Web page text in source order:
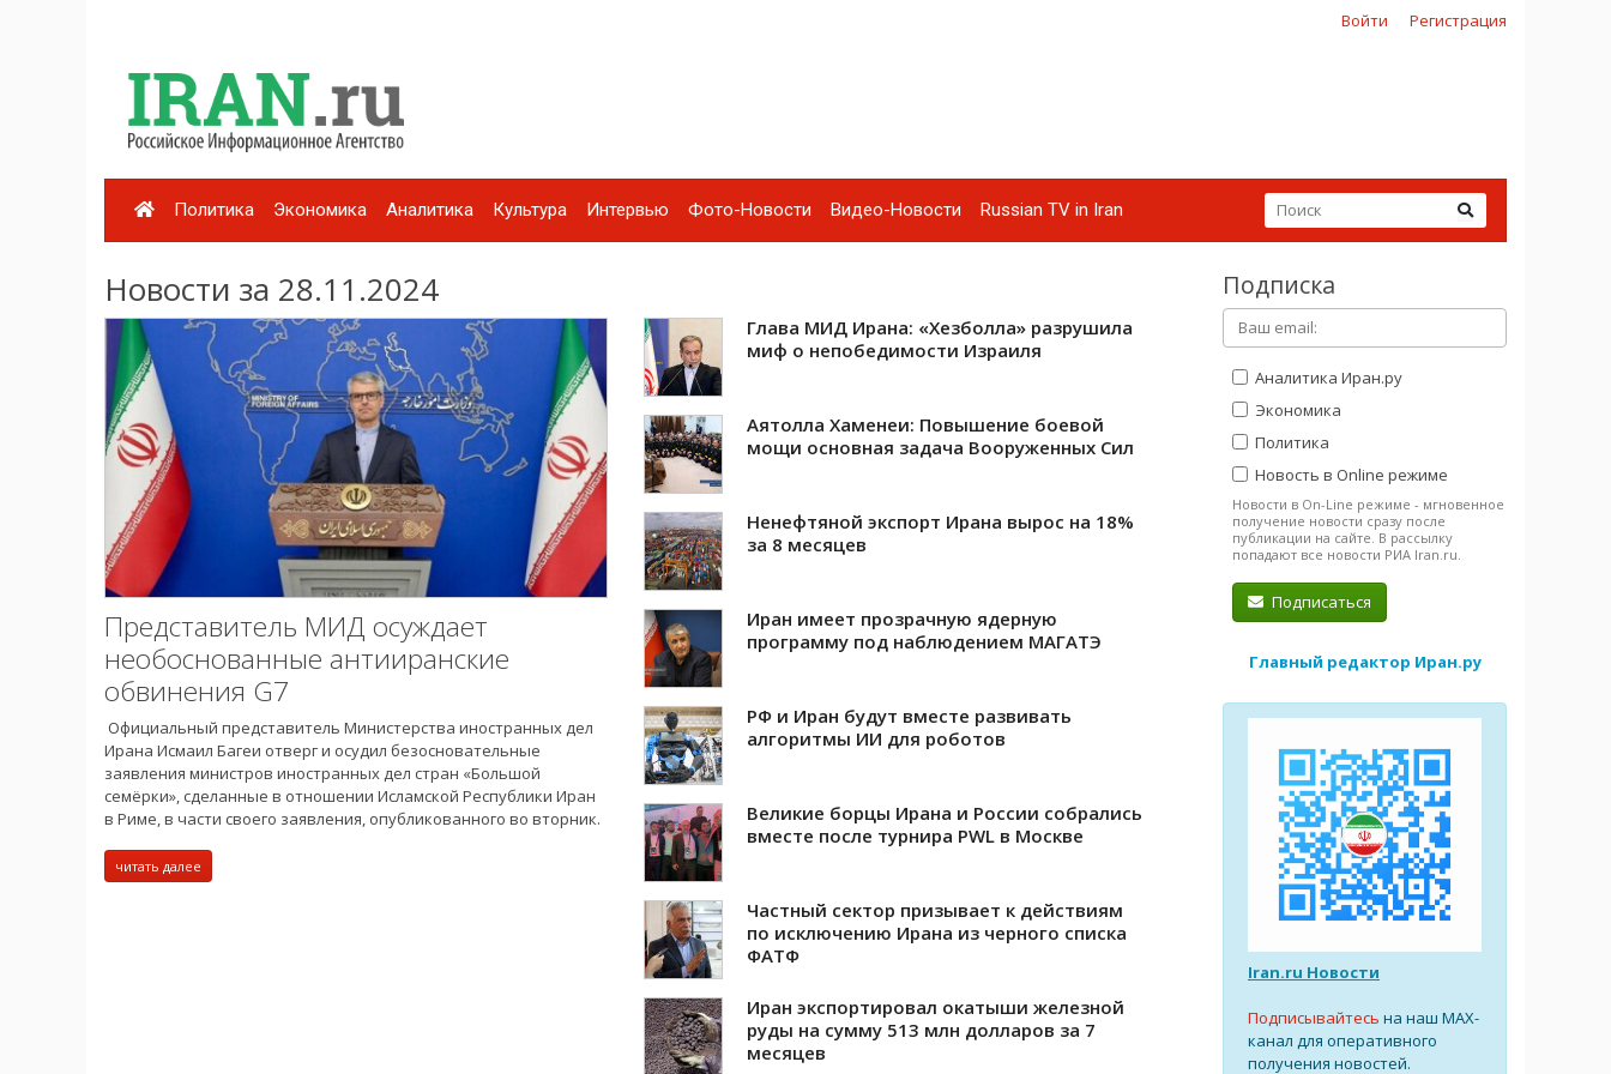
Войти Регистрация
Политика Экономика Аналитика Культура Интервью Фото-Новости Видео-Новости Russian TV in Iran
Новости за 28.11.2024
Представитель МИД осуждает
необоснованные антииранские
обвинения G7
Официальный представитель Министерства иностранных дел
Ирана Исмаил Багеи отверг и осудил безосновательные
заявления министров иностранных дел стран «Большой
семёрки», сделанные в отношении Исламской Республики Иран
в Риме, в части своего заявления, опубликованного во вторник.
читать далее
Глава МИД Ирана: «Хезболла» разрушила
миф о непобедимости Израиля
Аятолла Хаменеи: Повышение боевой
мощи основная задача Вооруженных Сил
Ненефтяной экспорт Ирана вырос на 18%
за 8 месяцев
Иран имеет прозрачную ядерную
программу под наблюдением МАГАТЭ
РФ и Иран будут вместе развивать
алгоритмы ИИ для роботов
Великие борцы Ирана и России собрались
вместе после турнира PWL в Москве
Частный сектор призывает к действиям
по исключению Ирана из черного списка
ФАТФ
Иран экспортировал окатыши железной
руды на сумму 513 млн долларов за 7
месяцев
Подписка
Аналитика Иран.ру
Экономика
Политика
Новость в Online режиме
Новости в On-Line режиме - мгновенное
получение новости сразу после
публикации на сайте. В рассылку
попадают все новости РИА Iran.ru.
Подписаться
Главный редактор Иран.ру
Iran.ru Новости
Подписывайтесь на наш MAX-
канал для оперативного
получения новостей.